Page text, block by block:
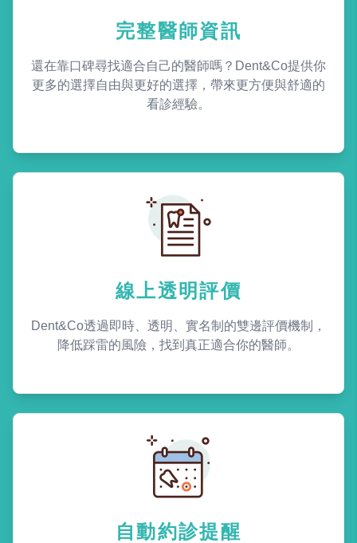
完整醫師資訊
還在靠口碑尋找適合自己的醫師嗎？Dent&Co提供你
更多的選擇自由與更好的選擇，帶來更方便與舒適的
看診經驗。
線上透明評價
Dent&Co透過即時、透明、實名制的雙邊評價機制，
降低踩雷的風險，找到真正適合你的醫師。
自動約診提醒